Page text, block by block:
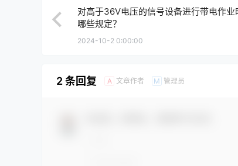
对高于36V电压的信号设备进行带电作业
哪些规定？
2024-10-2 0:00:00
2 条回复 A 文章作者 M 管理员